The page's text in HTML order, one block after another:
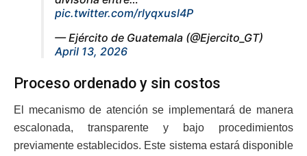
pic.twitter.com/rlyqxusl4P
— Ejército de Guatemala (@Ejercito_GT)
April 13, 2026
Proceso ordenado y sin costos
El mecanismo de atención se implementará de manera
escalonada, transparente y bajo procedimientos
previamente establecidos. Este sistema estará disponible